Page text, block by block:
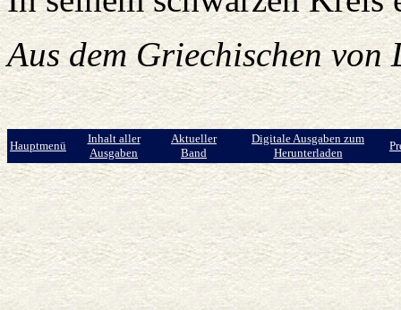
Aus dem Griechischen von
Hauptmenü
Inhalt aller
Ausgaben
Aktueller
Band
Digitale Ausgaben zum
Herunterladen